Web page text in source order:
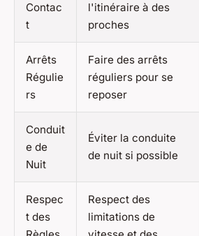
Contac
t
l'itinéraire à des
proches
Arrêts
Régulie
rs
Faire des arrêts
réguliers pour se
reposer
Conduit
e de
Nuit
Éviter la conduite
de nuit si possible
Respec
t des
Respect des
limitations de